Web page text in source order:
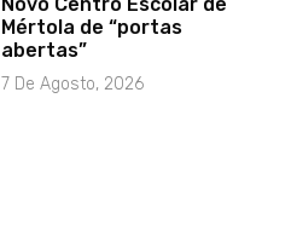
Mértola de “portas
abertas”
7 De Agosto, 2026